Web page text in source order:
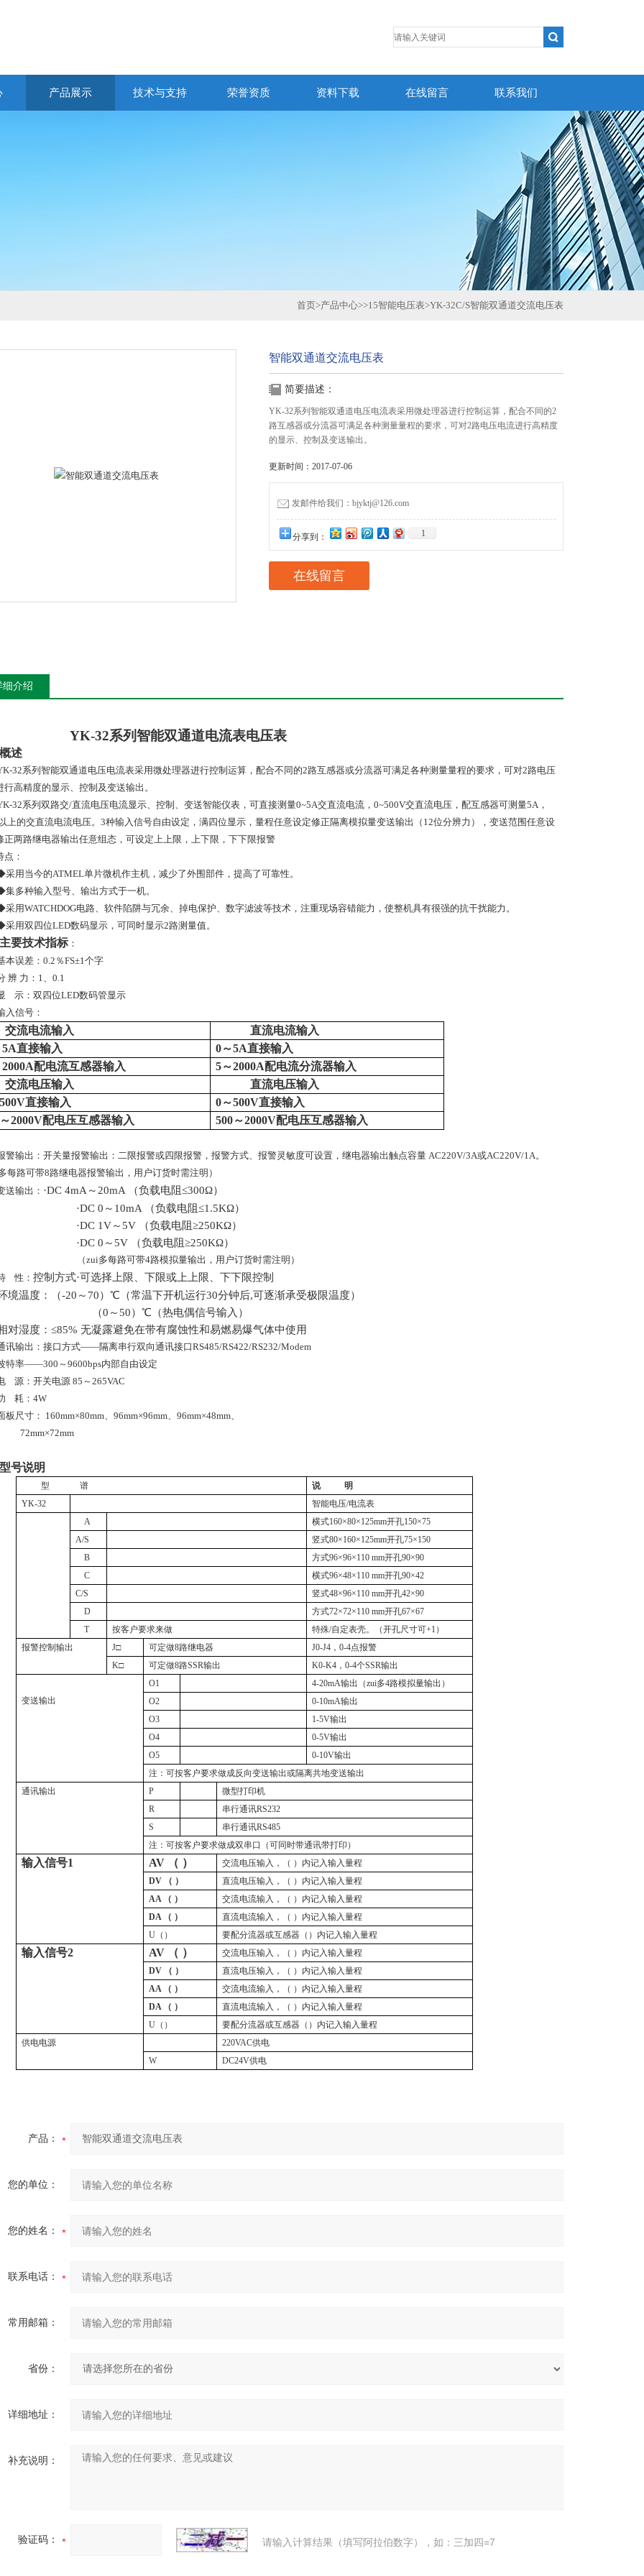
产品展示 技术与支持 荣誉资质 资料下载 在线留言 联系我们
首页>产品中心>>15智能电压表>YK-32C/S智能双通道交流电压表
智能双通道交流电压表
简要描述：
YK-32系列智能双通道电压电流表采用微处理器进行控制运算，配合不同的2
路互感器或分流器可满足各种测量量程的要求，可对2路电压电流进行高精度
的显示、控制及变送输出。
更新时间：2017-07-06
发邮件给我们：bjyktj@126.com
分享到： 1
在线留言
细介绍
YK-32系列智能双通道电流表电压表
述
32系列智能双通道电压电流表采用微处理器进行控制运算，配合不同的2路互感器或分流器可满足各种测量量程的要求，可对2路电压
行高精度的显示、控制及变送输出。
32系列双路交/直流电压电流显示、控制、变送智能仪表，可直接测量0~5A交直流电流，0~500V交直流电压，配互感器可测量5A，
上的交直流电流电压。3种输入信号自由设定，满四位显示，量程任意设定修正隔离模拟量变送输出（12位分辨力），变送范围任意设
正两路继电器输出任意组态，可设定上上限，上下限，下下限报警
点：
采用当今的ATMEL单片微机作主机，减少了外围部件，提高了可靠性。
集多种输入型号、输出方式于一机。
采用WATCHDOG电路、软件陷阱与冗余、掉电保护、数字滤波等技术，注重现场容错能力，使整机具有很强的抗干扰能力。
采用双四位LED数码显示，可同时显示2路测量值。
要技术指标：
本误差：0.2％FS±1个字
辨 力：1、0.1
示：双四位LED数码管显示
入信号：
交流电流输入
直流电流输入
5A直接输入 0～5A直接输入
2000A配电流互感器输入
5～2000A配电流分流器输入
交流电压输入
直流电压输入
直接输入 0～500V直接输入
～2000V配电压互感器输入
500～2000V配电压互感器输入
警输出：开关量报警输出：二限报警或四限报警，报警方式、报警灵敏度可设置，继电器输出触点容量 AC220V/3A或AC220V/1A。
每路可带8路继电器报警输出，用户订货时需注明）
送输出： ·DC 4mA～20mA （负载电阻≤300Ω）
·DC 0～10mA （负载电阻≤1.5KΩ）
·DC 1V～5V （负载电阻≥250KΩ）
·DC 0～5V （负载电阻≥250KΩ）
（zui多每路可带4路模拟量输出，用户订货时需注明）
性： 控制方式·可选择上限、下限或上上限、下下限控制
境温度：（-20 ～ 70）℃（常温下开机运行30分钟后,可逐渐承受极限温度）
（0 ～50）℃（热电偶信号输入）
对湿度：≤85% 无凝露避免在带有腐蚀性和易燃易爆气体中使用
讯输出：接口方式——隔离串行双向通讯接口RS485/RS422/RS232/Modem
特率——300～ 9600bps内部自由设定
源：开关电源 85～265VAC
耗：4W
板尺寸： 160mm×80mm、96mm×96mm、96mm×48mm、
×72mm
号说明
型 谱 说
明
YK-32
智能电压/电流表
A
横式160×80×125mm开孔150×75
A/S
竖式80×160×125mm开孔75×150
B
方式96×96×110 mm开孔90×90
C
横式96×48×110 mm开孔90×42
C/S
竖式48×96×110 mm开孔42×90
D
方式72×72×110 mm开孔67×67
T
按客户要求来做 特殊/自定表壳。（开孔尺寸可+1 ）
报警控制输出
J□ 可定做8路继电器 J0-J4 ，0-4点报警
K□ 可定做8路SSR输出 K0-K4 ，0-4个SSR输出
变送输出
O1 4-20mA输出（zui多4路模拟量输出）
O2
0-10mA输出
O3
1-5V输出
O4
0-5V输出
O5
0-10V输出
注：可按客户要求做成反向变送输出或隔离共地变送输出
通讯输出
P
微型打印机
R
串行通讯RS232
S
串行通讯RS485
注：可按客户要求做成双串口（可同时带通讯带打印）
输入信号1 AV （ ）
交流电压输入，（ ）内记入输入量程
DV （ ）
直流电压输入，（ ）内记入输入量程
AA （ ）
交流电流输入，（ ）内记入输入量程
DA （ ）
直流电流输入，（ ）内记入输入量程
U （） 要配分流器或互感器（） 内记入输入量程
输入信号2 AV （ ）
交流电压输入，（ ）内记入输入量程
DV （ ）
直流电压输入，（ ）内记入输入量程
AA （ ）
交流电流输入，（ ）内记入输入量程
DA （ ）
直流电流输入，（ ）内记入输入量程
U （） 要配分流器或互感器（） 内记入输入量程
供电电源
220VAC供电
W
DC24V供电
产品：
您的单位：
您的姓名：
联系电话：
常用邮箱：
省份：
详细地址：
补充说明：
验证码： 请输入计算结果（填写阿拉伯数字），如：三加四=7